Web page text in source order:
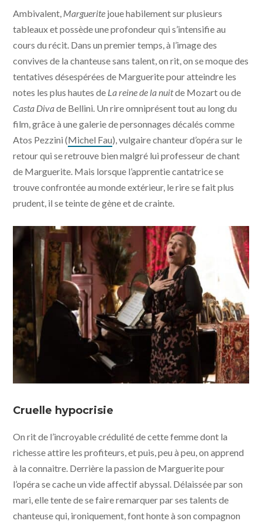
Ambivalent, Marguerite joue habilement sur plusieurs
tableaux et possède une profondeur qui s’intensifie au
cours du récit. Dans un premier temps, à l’image des
convives de la chanteuse sans talent, on rit, on se moque des
tentatives désespérées de Marguerite pour atteindre les
notes les plus hautes de La reine de la nuitde Mozart ou de
Casta Divade Bellini. Un rire omniprésent tout au long du
film, grâce à une galerie de personnages décalés comme
Atos Pezzini (Michel Fau), vulgaire chanteur d’opéra sur le
retour qui se retrouve bien malgré lui professeur de chant
de Marguerite. Mais lorsque l’apprentie cantatrice se
trouve confrontée au monde extérieur, le rire se fait plus
prudent, il se teinte de gène et de crainte.
Memento Films Distribution
Cruelle hypocrisie
On rit de l’incroyable crédulité de cette femme dont la
richesse attire les profiteurs, et puis, peu à peu, on apprend
à la connaitre. Derrière la passion de Marguerite pour
l’opéra se cache un vide affectif abyssal. Délaissée par son
mari, elle tente de se faire remarquer par ses talents de
chanteuse qui, ironiquement, font honte à son compagnon